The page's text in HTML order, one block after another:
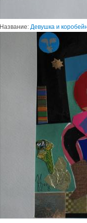
Название: Девушка и